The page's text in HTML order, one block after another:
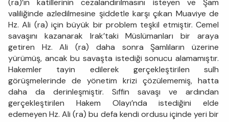
(ra)’ın katillerinin cezalandırılmasını isteyen ve Şam
valiliğinde azledilmesine şiddetle karşı çıkan Muaviye de
Hz. Ali (ra) için büyük bir problem teşkil etmiştir. Cemel
savaşını kazanarak Irak’taki Müslümanları bir araya
getiren Hz. Ali (ra) daha sonra Şamlıların üzerine
yürümüş, ancak bu savaşta istediği sonucu alamamıştır.
Hakemler tayin edilerek gerçekleştirilen sulh
görüşmelerinde de yönetim krizi çözülememiş, hatta
daha da derinleşmiştir. Sıffin savaşı ve ardından
gerçekleştirilen Hakem Olayı’nda istediğini elde
edemeyen Hz. Ali (ra) bu defa kendi ordusu içinde yeri bir